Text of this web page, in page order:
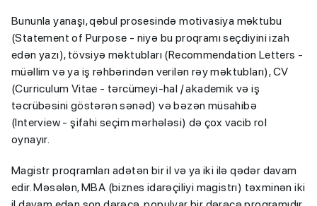
Bununla yanaşı, qəbul prosesində motivasiya məktubu
(Statement of Purpose - niyə bu proqramı seçdiyini izah
edən yazı), tövsiyə məktubları (Recommendation Letters -
müəllim və ya iş rəhbərindən verilən rəy məktubları), CV
(Curriculum Vitae - tərcümeyi-hal / akademik və iş
təcrübəsini göstərən sənəd) və bəzən müsahibə
(Interview - şifahi seçim mərhələsi) də çox vacib rol
oynayır.
Magistr proqramları adətən bir il və ya iki ilə qədər davam
edir. Məsələn, MBA (biznes idarəçiliyi magistrı) təxminən iki